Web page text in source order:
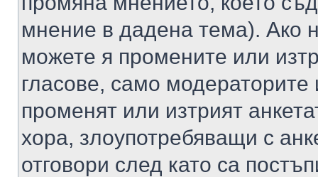
мнение в дадена тема). Ако
можете я промените или
гласове, само
променят или изтрият
хора, злоупотребяващи с
отговори след като са